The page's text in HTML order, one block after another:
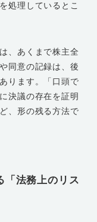
処理しているとこ
、あくまで株主全
同意の記録は、後
ります。「口頭で
決議の存在を証明
、形の残る方法で
「法務上のリス